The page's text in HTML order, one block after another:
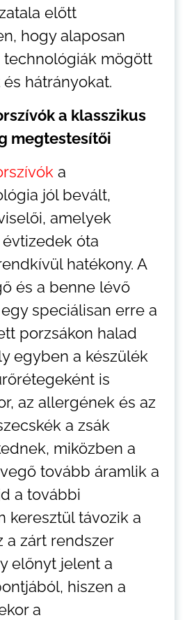
előtt
hogy alaposan
technológiák mögött
hátrányokat.
a klasszikus
megtestesítői
a
jól bevált,
amelyek
óta
hatékony. A
és a benne lévő
speciálisan erre a
porzsákon halad
egyben a készülék
is
az allergének és az
a zsák
miközben a
tovább áramlik a
a további
keresztül távozik a
a zárt rendszer
előnyt jelent a
hiszen a
a